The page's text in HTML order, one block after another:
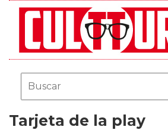
Tarjeta de la play